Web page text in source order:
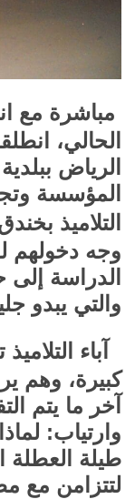
مباشرة مع
الحالي،
الرياض
المؤسسة
التلاميذ
وجه دخولهم
الدراسة إلى
والتي يبدو
آباء
كبيرة، وهم
آخر ما يتم
وارتياب:
طيلة العطلة
لتتزامن مع